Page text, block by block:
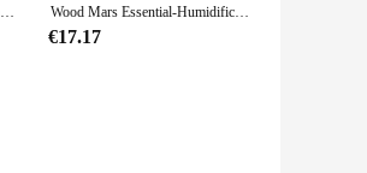
Atomiseur à ultrasons en acier inoxydable pour serre hydroponique, brumisateur, humidificateur d'air, machine à tête, DC 48V, 10/12 Wood Mars Essential-Humidificateur d'air électrique, diffuseur automatique silencieux à brume froide avec haut-parleur Bluetooth
€17.17